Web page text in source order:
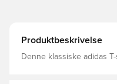
Produktbeskrivelse
Denne klassiske adidas